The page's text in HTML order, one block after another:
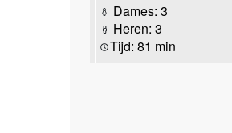
Dames: 3
Heren: 3
Tijd: 81 min